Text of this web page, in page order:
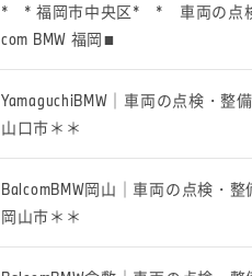
* * 福岡市中央区* * 車両の点検
com BMW 福岡■
YamaguchiBMW｜車両の点検・整
山口市＊＊
BalcomBMW岡山｜車両の点検・
岡山市＊＊